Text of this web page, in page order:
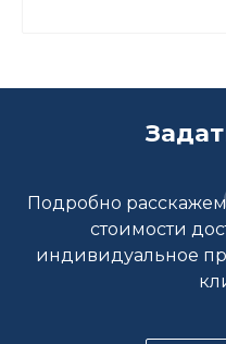
Подробно
стоимости
индивидуальное